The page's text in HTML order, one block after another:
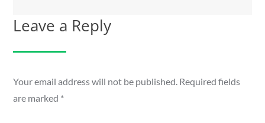
Leave a Reply
Your email address will not be published. Required fields
are marked *